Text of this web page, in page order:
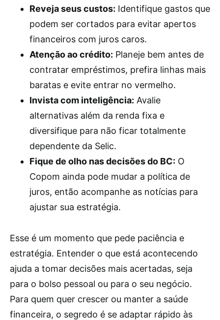
Reveja seus custos: Identifique gastos que
podem ser cortados para evitar apertos
financeiros com juros caros.
Atenção ao crédito: Planeje bem antes de
contratar empréstimos, prefira linhas mais
baratas e evite entrar no vermelho.
Invista com inteligência: Avalie
alternativas além da renda fixa e
diversifique para não ficar totalmente
dependente da Selic.
Fique de olho nas decisões do BC: O
Copom ainda pode mudar a política de
juros, então acompanhe as notícias para
ajustar sua estratégia.
Esse é um momento que pede paciência e
estratégia. Entender o que está acontecendo
ajuda a tomar decisões mais acertadas, seja
para o bolso pessoal ou para o seu negócio.
Para quem quer crescer ou manter a saúde
financeira, o segredo é se adaptar rápido às